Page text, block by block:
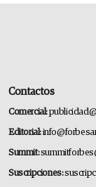
Contactos
Comercial:
Editorial:
Summit:
Suscripciones: